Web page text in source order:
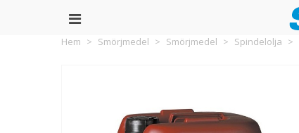
Hem > Smörjmedel > Smörjmedel > Spindelolja >